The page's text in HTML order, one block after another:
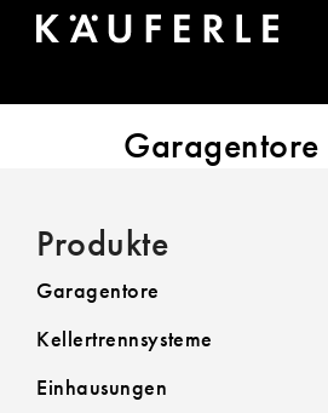
Produkte
Garagentore
Kellertrennsysteme
Einhausungen